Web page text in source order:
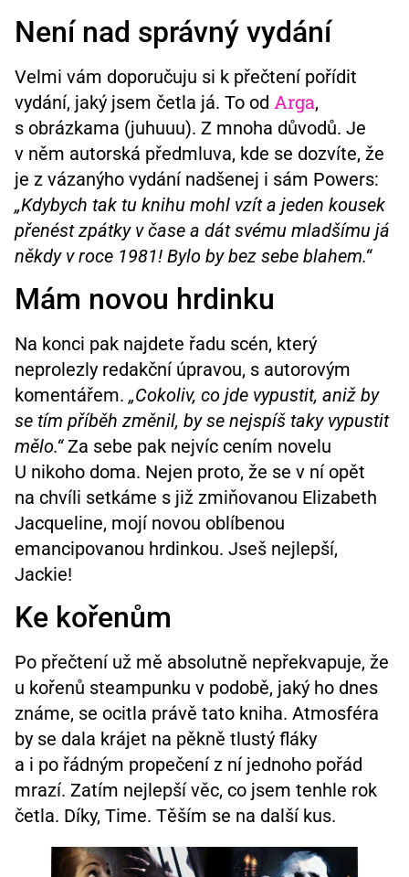
Není nad správný vydání
Velmi vám doporučuju si k přečtení pořídit
vydání, jaký jsem četla já. To od Arga,
s obrázkama (juhuuu). Z mnoha důvodů. Je
v něm autorská předmluva, kde se dozvíte, že
je z vázanýho vydání nadšenej i sám Powers:
„Kdybych tak tu knihu mohl vzít a jeden kousek
přenést zpátky v čase a dát svému mladšímu já
někdy v roce 1981! Bylo by bez sebe blahem.“
Mám novou hrdinku
Na konci pak najdete řadu scén, který
neprolezly redakční úpravou, s autorovým
komentářem. „Cokoliv, co jde vypustit, aniž by
se tím příběh změnil, by se nejspíš taky vypustit
mělo.“Za sebe pak nejvíc cením novelu
U nikoho doma. Nejen proto, že se v ní opět
na chvíli setkáme s již zmiňovanou Elizabeth
Jacqueline, mojí novou oblíbenou
emancipovanou hrdinkou. Jseš nejlepší,
Jackie!
Ke kořenům
Po přečtení už mě absolutně nepřekvapuje, že
u kořenů steampunku v podobě, jaký ho dnes
známe, se ocitla právě tato kniha. Atmosféra
by se dala krájet na pěkně tlustý fláky
a i po řádným propečení z ní jednoho pořád
mrazí. Zatím nejlepší věc, co jsem tenhle rok
četla. Díky, Time. Těším se na další kus.